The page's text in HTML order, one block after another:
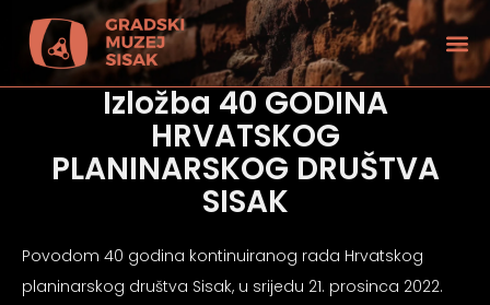
Izložba 40 GODINA
HRVATSKOG
PLANINARSKOG DRUŠTVA
SISAK
Povodom 40 godina kontinuiranog rada Hrvatskog
planinarskog društva Sisak, u srijedu 21. prosinca 2022.